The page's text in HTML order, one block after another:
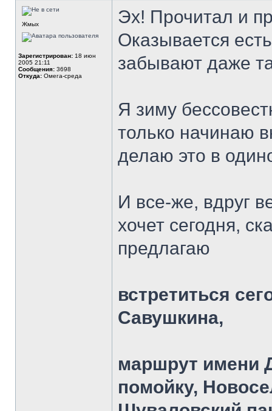
Жмых
Зарегистрирован: 18 июн
2005 21:11
Сообщения: 3698
Откуда: Омега-среда
Эх! Прочитал и
Оказывается
забывают даже
Я зиму
только начинаю
делаю это в
И все-же, вдруг
хочет сегодня,
предлагаю
встретиться
Савушкина,
маршрут имени
помойку,